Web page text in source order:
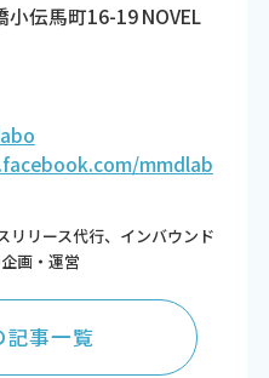
伝馬町16-19 NOVEL
mmdlab
リリース代行、インバウンド
画・運営
記事一覧